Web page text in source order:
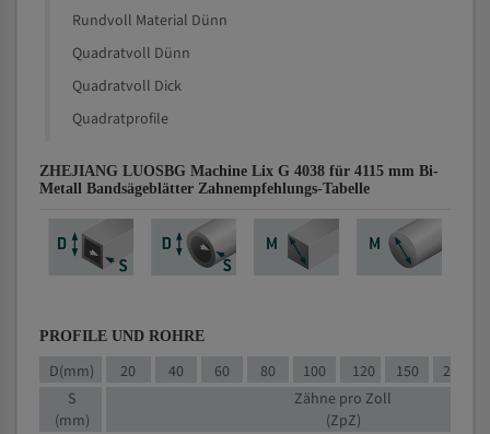
Rundvoll Material Dünn
Quadratvoll Dünn
Quadratvoll Dick
Quadratprofile
ZHEJIANG LUOSBG Machine Lix G 4038 für 4115 mm Bi-
Metall Bandsägeblätter Zahnempfehlungs-Tabelle
PROFILE UND ROHRE
D(mm) 20 40 60 80 100 120 150 200
S
(mm)
Zähne pro Zoll
(ZpZ)